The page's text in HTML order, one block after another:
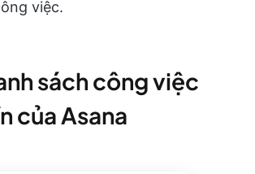
việc.
sách công việc
của Asana